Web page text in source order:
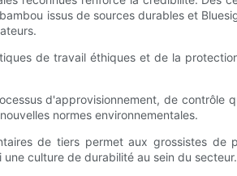
issus de sources durables et
de travail éthiques et de la
d'approvisionnement, de contrôle
normes environnementales.
de tiers permet aux grossistes
culture de durabilité au sein du secteur.